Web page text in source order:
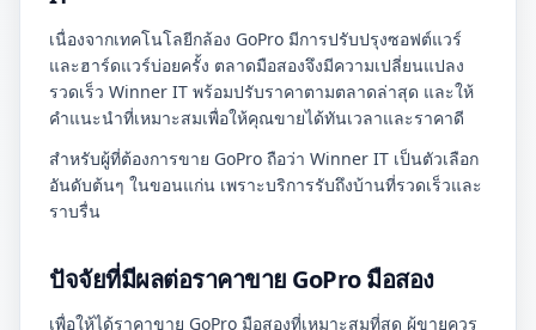
เนื่องจากเทคโนโลยีกล้อง GoPro มีการปรับปรุงซอฟต์แวร์
และฮาร์ดแวร์บ่อยครั้ง ตลาดมือสองจึงมีความเปลี่ยนแปลง
รวดเร็ว Winner IT พร้อมปรับราคาตามตลาดล่าสุด และให้
คำแนะนำที่เหมาะสมเพื่อให้คุณขายได้ทันเวลาและราคาดี
สำหรับผู้ที่ต้องการขาย GoPro ถือว่า Winner IT เป็นตัวเลือก
อันดับต้นๆ ในขอนแก่น เพราะบริการรับถึงบ้านที่รวดเร็วและ
ราบรื่น
ปัจจัยที่มีผลต่อราคาขาย GoPro มือสอง
เพื่อให้ได้ราคาขาย GoPro มือสองที่เหมาะสมที่สุด ผู้ขายควร